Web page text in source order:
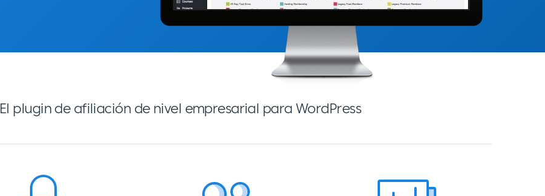
El plugin de afiliación de nivel empresarial para WordPress